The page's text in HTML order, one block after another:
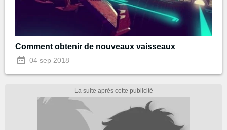
Comment obtenir de nouveaux vaisseaux
04 sep 2018